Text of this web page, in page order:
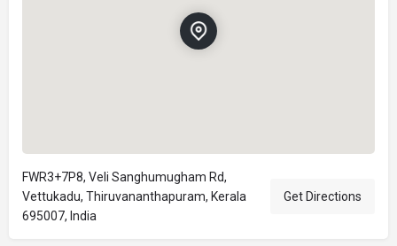
FWR3+7P8, Veli Sanghumugham Rd,
Vettukadu, Thiruvananthapuram, Kerala
695007, India
Get Directions